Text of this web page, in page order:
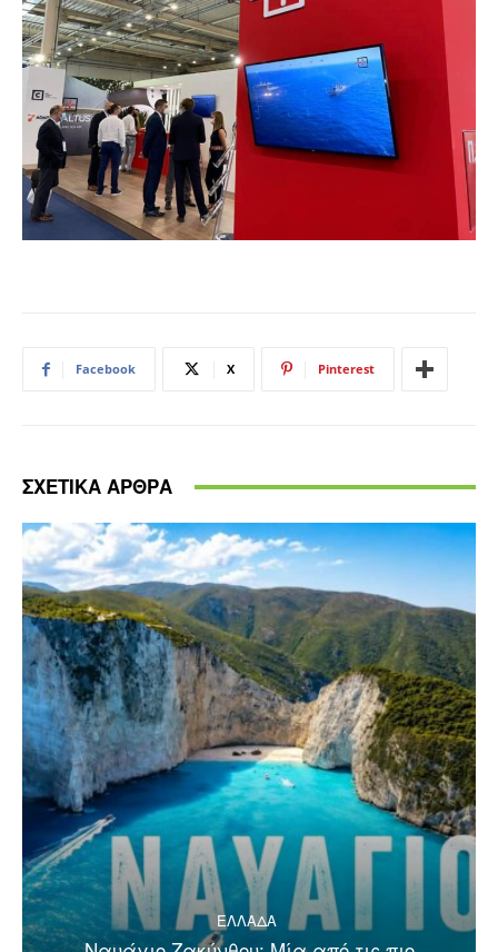
Facebook X Pinterest
ΣΧΕΤΙΚΑ ΑΡΘΡΑ
ΕΛΛΑΔΑ